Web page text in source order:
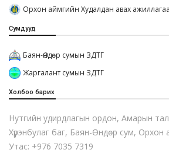
Орхон аймгийн Худалдан авах
Сумдууд
Баян-Өндөр сумын ЗДТГ
Жаргалант сумын ЗДТГ
Холбоо барих
Нутгийн удирдлагын ордон, Амарын
Хүрэнбулаг баг, Баян-Өндөр сум, Орхон
Утас: +976 7035 7319